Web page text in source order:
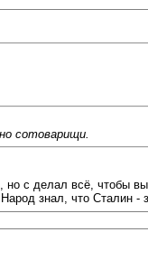
сотоварищи.
с делал всё, чтобы
знал, что Сталин -